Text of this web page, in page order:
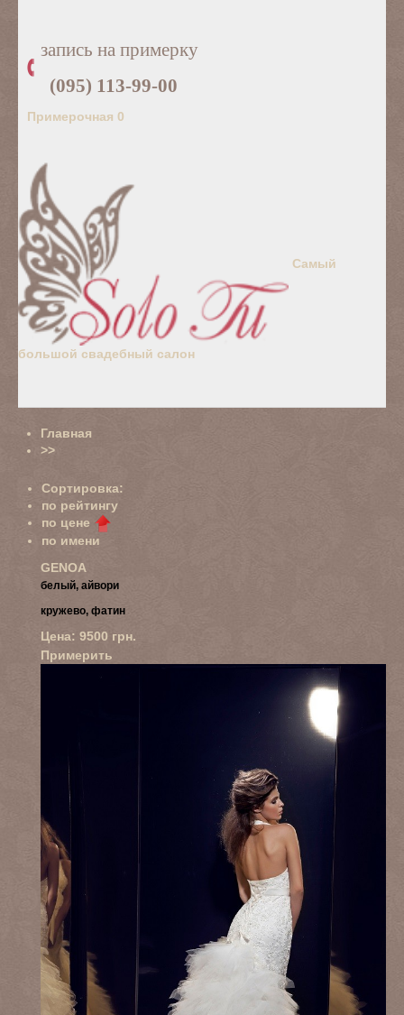
запись на примерку
(095) 113-99-00
Примерочная 0
Самый
большой свадебный салон
Главная
>>
Сортировка:
по рейтингу
по цене
по имени
GENOA
белый, айвори
кружево, фатин
Цена: 9500 грн.
Примерить